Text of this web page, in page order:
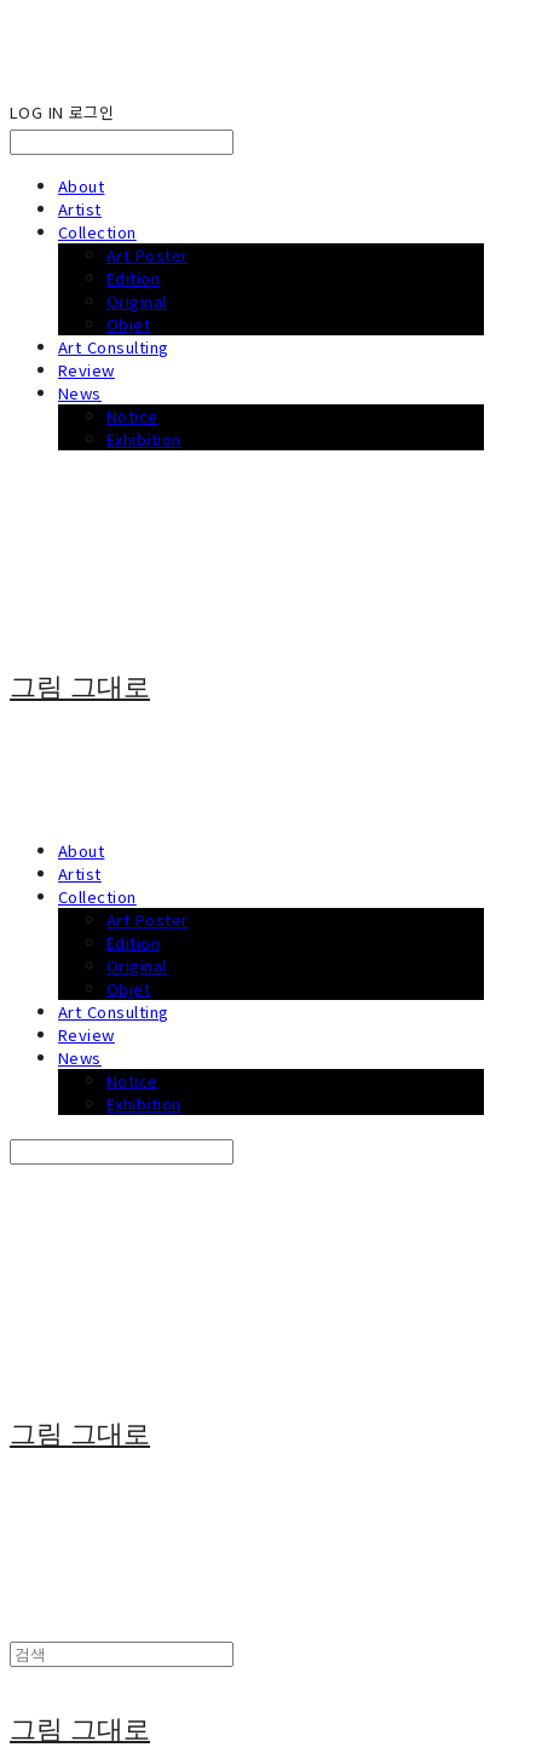
LOG IN 로그인
About
Artist
Collection
Art Poster
Edition
Original
Objet
Art Consulting
Review
News
Notice
Exhibition
그림 그대로
About
Artist
Collection
Art Poster
Edition
Original
Objet
Art Consulting
Review
News
Notice
Exhibition
그림 그대로
그림 그대로